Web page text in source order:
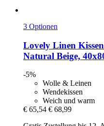
3 Optionen
Lovely Linen
Natural Beige,
-5%
Wolle & Leinen
Wendekissen
Weich und warm
€ 65,54 € 68,99